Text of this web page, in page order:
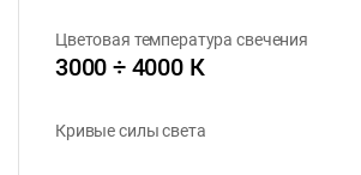
Цветовая температура свечения
3000 ÷ 4000 К
Кривые силы света